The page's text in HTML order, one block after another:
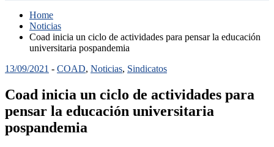
Home
Noticias
Coad inicia un ciclo de actividades para pensar la educación
universitaria pospandemia
13/09/2021 - COAD, Noticias, Sindicatos
Coad inicia un ciclo de actividades para
pensar la educación universitaria
pospandemia